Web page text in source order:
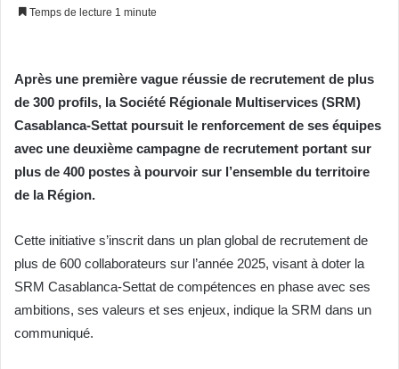
Temps de lecture 1 minute
Après une première vague réussie de recrutement de plus
de 300 profils, la Société Régionale Multiservices (SRM)
Casablanca-Settat poursuit le renforcement de ses équipes
avec une deuxième campagne de recrutement portant sur
plus de 400 postes à pourvoir sur l’ensemble du territoire
de la Région.
Cette initiative s’inscrit dans un plan global de recrutement de
plus de 600 collaborateurs sur l’année 2025, visant à doter la
SRM Casablanca-Settat de compétences en phase avec ses
ambitions, ses valeurs et ses enjeux, indique la SRM dans un
communiqué.